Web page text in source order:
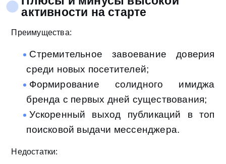
активности на старте
Преимущества:
Стремительное завоевание доверия
среди новых посетителей;
Формирование солидного имиджа
бренда с первых дней существования;
Ускоренный выход публикаций в топ
поисковой выдачи мессенджера.
Недостатки: